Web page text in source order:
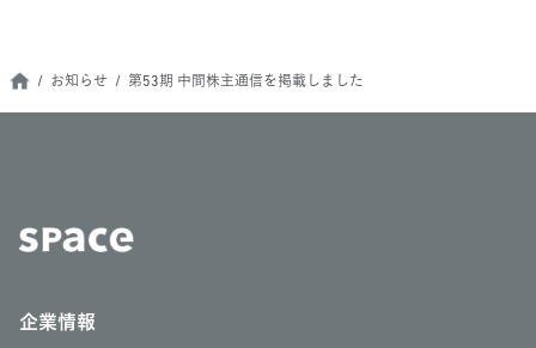
お知らせ 第53期 中間株主通信を掲載しました
企業情報